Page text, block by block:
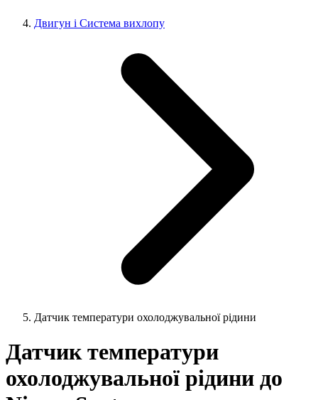
Двигун і Система вихлопу
Датчик температури охолоджувальної рідини
Датчик температури
охолоджувальної рідини до